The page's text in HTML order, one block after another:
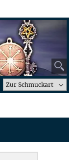
⚲
Zur Schmuckart